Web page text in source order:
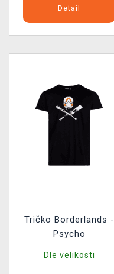
Detail
Tričko Borderlands -
Psycho
Dle velikosti